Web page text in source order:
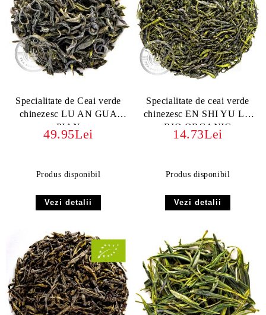
Specialitate de Ceai verde
chinezesc LU AN GUA
PIAN
49.95Lei
Produs disponibil
Vezi detalii
Specialitate de ceai verde
chinezesc EN SHI YU LU
BIO ORGANIC
14.73Lei
Produs disponibil
Vezi detalii